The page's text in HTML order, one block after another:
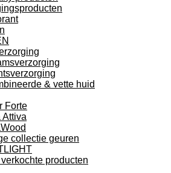
& vette huid
Forte
Attiva
collectie geuren
verkochte producten